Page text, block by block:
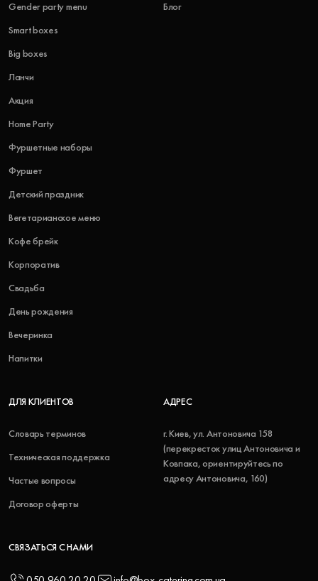
Gender party menu
Smart boxes
Big boxes
Ланчи
Акция
Home Party
Фуршетные наборы
Фуршет
Детский праздник
Вегетарианское меню
Кофе брейк
Корпоратив
Свадьба
День рождения
Вечеринка
Напитки
Блог
ДЛЯ КЛИЕНТОВ
Словарь терминов
Техническая поддержка
Частые вопросы
Договор оферты
АДРЕС
г. Киев, ул. Антоновича 158
(перекресток улиц Антоновича и
Ковпака, ориентируйтесь по
адресу Антоновича, 160)
СВЯЗАТЬСЯ С НАМИ